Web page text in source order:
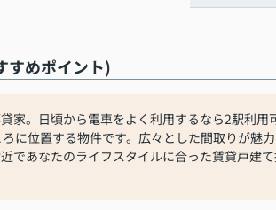
すめポイント)
家。日頃から電車をよく利用するなら2駅利
に位置する物件です。広々とした間取りが魅
であなたのライフスタイルに合った賃貸戸建